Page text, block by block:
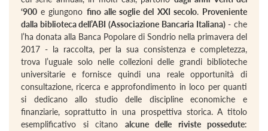
‘900 e giungono fino alle soglie del XXI secolo. Proveniente
dalla biblioteca dell’ABI (Associazione Bancaria Italiana)- che
l’ha donata alla Banca Popolare di Sondrio nella primavera del
2017 - la raccolta, per la sua consistenza e completezza,
trova l’uguale solo nelle collezioni delle grandi biblioteche
universitarie e fornisce quindi una reale opportunità di
consultazione, ricerca e approfondimento in loco per quanti
si dedicano allo studio delle discipline economiche e
finanziarie, soprattutto in una prospettiva storica. A titolo
esemplificativo si citano alcune delle riviste possedute: